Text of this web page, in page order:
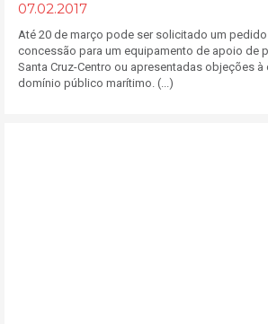
07.02.2017
Até 20 de março pode ser solicitado um
concessão para um equipamento de apoio de
Santa Cruz-Centro ou apresentadas objeções
domínio público marítimo. (...)